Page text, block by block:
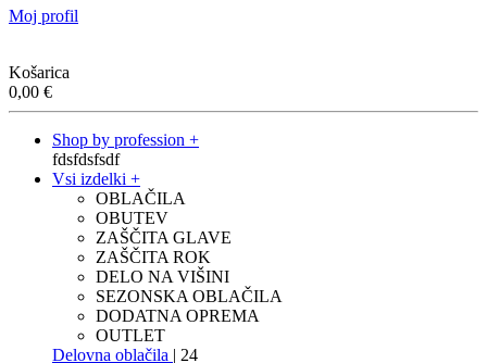
Moj profil
Košarica
0,00 €
Shop by profession +
fdsfdsfsdf
Vsi izdelki +
OBLAČILA
OBUTEV
ZAŠČITA GLAVE
ZAŠČITA ROK
DELO NA VIŠINI
SEZONSKA OBLAČILA
DODATNA OPREMA
OUTLET
Delovna oblačila | 24